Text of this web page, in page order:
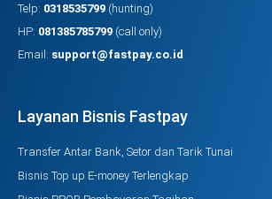
Telp: 0318535799 (hunting)
HP: 081385785799 (call only)
Email: support@fastpay.co.id
Layanan Bisnis Fastpay
Transfer Antar Bank, Setor dan Tarik Tunai
Bisnis Top up E-money Terlengkap